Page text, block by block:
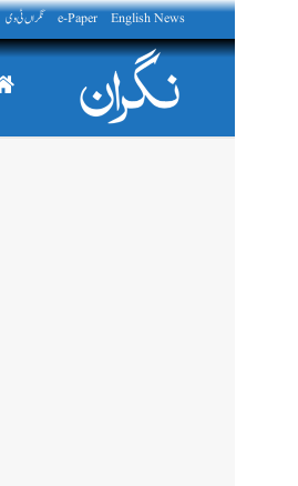
English News
e-Paper نگراں ٹی وی